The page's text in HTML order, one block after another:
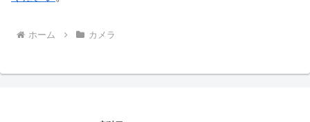
ホーム カメラ